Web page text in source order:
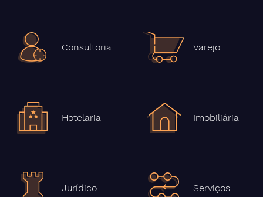
Consultoria Varejo
Hotelaria Imobiliária
Jurídico Serviços